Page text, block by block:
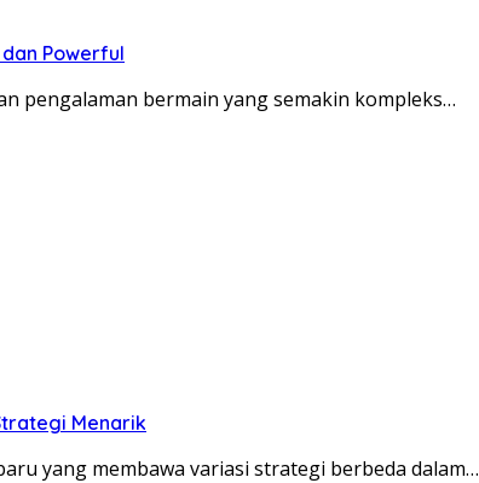
Powerful
pengalaman bermain yang semakin kompleks…
Menarik
yang membawa variasi strategi berbeda dalam…